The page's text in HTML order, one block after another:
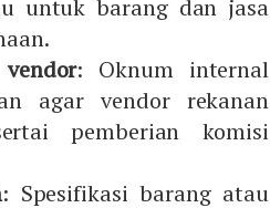
untuk barang dan jasa
: Oknum internal
agar vendor rekanan
pemberian komisi
: Spesifikasi barang atau